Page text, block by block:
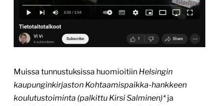
Muissa tunnustuksissa huomioitiin Helsingin
kaupunginkirjaston Kohtaamispaikka-hankkeen
koulutustoiminta (palkittu Kirsi Salminen)*ja